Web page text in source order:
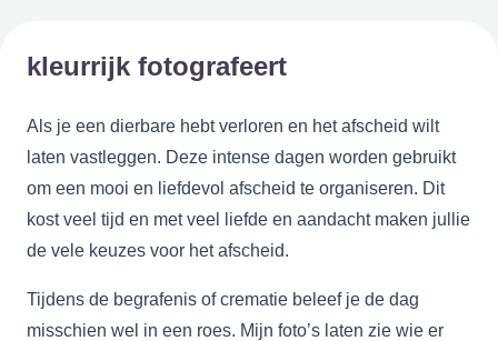
kleurrijk fotografeert
Als je een dierbare hebt verloren en het afscheid wilt
laten vastleggen. Deze intense dagen worden gebruikt
om een mooi en liefdevol afscheid te organiseren. Dit
kost veel tijd en met veel liefde en aandacht maken jullie
de vele keuzes voor het afscheid.
Tijdens de begrafenis of crematie beleef je de dag
misschien wel in een roes. Mijn foto’s laten zie wie er